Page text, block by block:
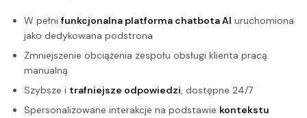
W pełni funkcjonalna platforma chatbota AI uruchomiona
jako dedykowana podstrona
Zmniejszenie obciążenia zespołu obsługi klienta pracą
manualną
Szybsze i trafniejsze odpowiedzi, dostępne 24/7
Spersonalizowane interakcje na podstawie kontekstu